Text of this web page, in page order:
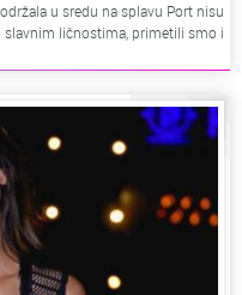
u sredu na splavu Port nisu
ličnostima, primetili smo i